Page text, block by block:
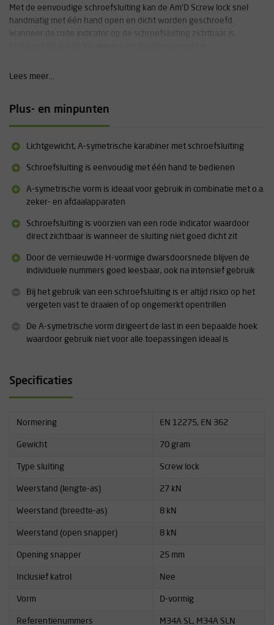
Met de eenvoudige schroefsluiting kan de Am'D Screw lock snel
handmatig met één hand open en dicht worden geschroefd.
Wanneer de rode indicator op de schroefsluiting zichtbaar is,
Ook blijven de individuele nummers hierdoor goed leesbaar, ook na
intensief gebruik.
Aanvullende informatie
Materiaal: Aluminium
Sterkte: 27 kN
Sterkte dwars belast: 8 kN
Sterkte met open sluiting: 7 kN
Opening: 25 mm
Lees meer...
Plus- en minpunten
Lichtgewicht, A-symetrische karabiner met schroefsluiting
Schroefsluiting is eenvoudig met één hand te bedienen
A-symetrische vorm is ideaal voor gebruik in combinatie met o.a.
zeker- en afdaalapparaten
Schroefsluiting is voorzien van een rode indicator waardoor
direct zichtbaar is wanneer de sluiting niet goed dicht zit
Door de vernieuwde H-vormige dwarsdoorsnede blijven de
individuele nummers goed leesbaar, ook na intensief gebruik
Bij het gebruik van een schroefsluiting is er altijd risico op het
vergeten vast te draaien of op ongemerkt opentrillen
De A-symetrische vorm dirigeert de last in een bepaalde hoek
waardoor gebruik niet voor alle toepassingen ideaal is
Specificaties
Normering EN 12275, EN 362
Gewicht 70 gram
Type sluiting Screw lock
Weerstand (lengte-as) 27 kN
Weerstand (breedte-as) 8 kN
Weerstand (open snapper) 8 kN
Opening snapper 25 mm
Inclusief katrol Nee
Vorm D-vormig
Referentienummers M34A SL, M34A SLN